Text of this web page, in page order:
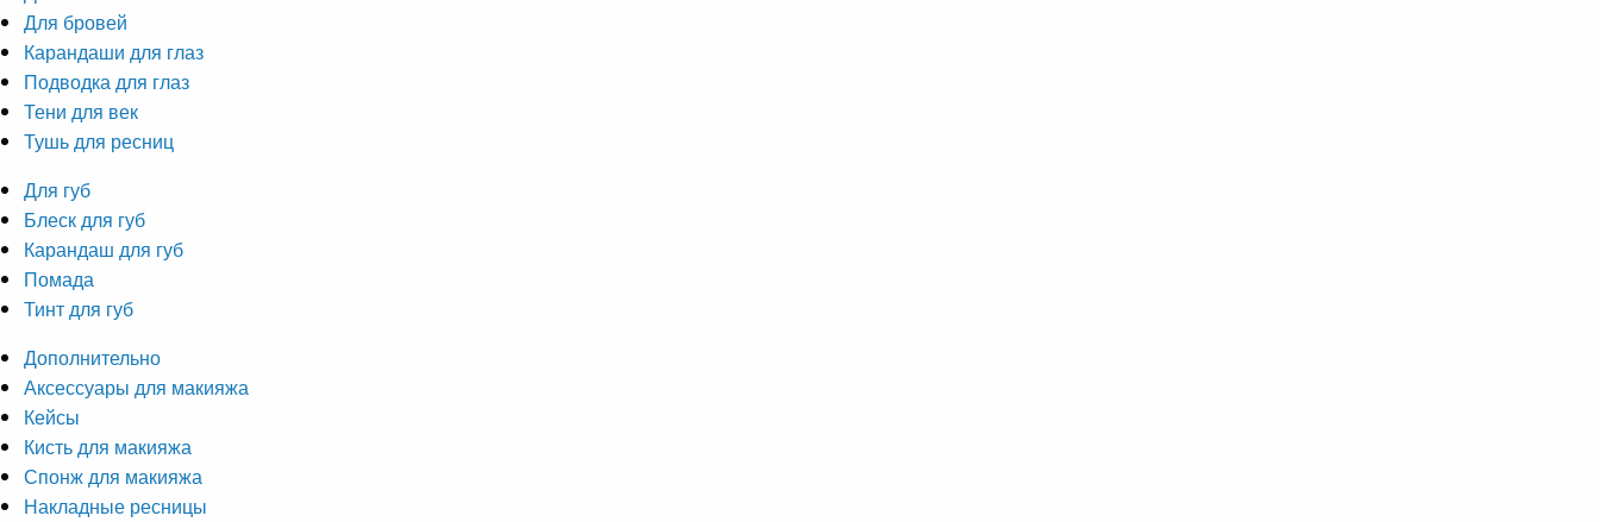
Для бровей
Карандаши для глаз
Подводка для глаз
Тени для век
Тушь для ресниц
Для губ
Блеск для губ
Карандаш для губ
Помада
Тинт для губ
Дополнительно
Аксессуары для макияжа
Кейсы
Кисть для макияжа
Спонж для макияжа
Накладные ресницы